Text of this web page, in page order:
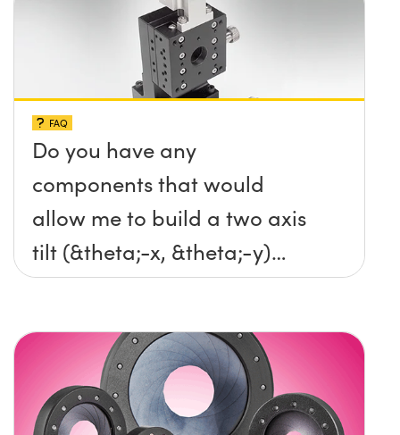
FAQ
Do you have any
components that would
allow me to build a two axis
tilt (&theta;-x, &theta;-y)
platform without any screws
surface?